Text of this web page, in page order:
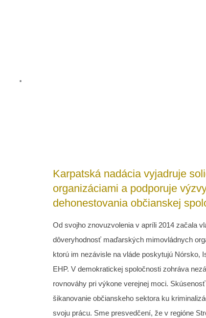
Karpatská nadácia vyjadruje
organizáciami a podporuje
dehonestovania občianskej
Od svojho znovuzvolenia v apríli 2014 začala
dôveryhodnosť maďarských mimovládnych
ktorú im nezávisle na vláde poskytujú Nórsko,
EHP. V demokratickej spoločnosti zohráva
rovnováhy pri výkone verejnej moci.
šikanovanie občianskeho sektora ku
svoju prácu. Sme presvedčení, že v regióne